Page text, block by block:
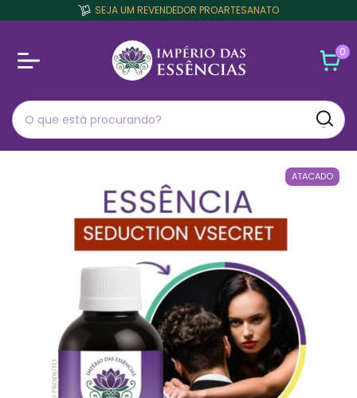
SEJA UM REVENDEDOR PROARTESANATO
0
ATACADO